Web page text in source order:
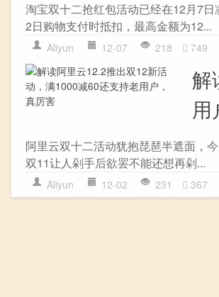
淘宝双十二抢红包活动已经在12月7
2日购物支付时抵扣，最高金额为12...
Aliyun 12-07 218 749
解
用
阿里云双十二活动犹抱琵琶半遮面，
双11让人剁手后欲罢不能还想再剁...
Aliyun 12-02 231 367